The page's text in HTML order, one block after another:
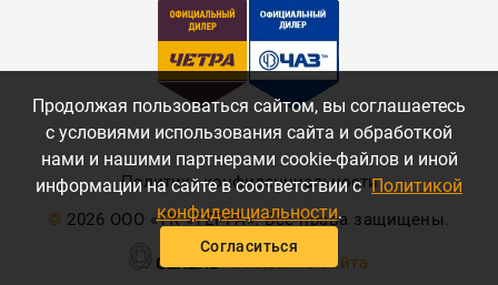
© 2026 ООО «ТК «ТЕРРА». Все права защищены.
Политика конфиденциальности
Создание сайта
Продолжая пользоваться сайтом, вы соглашаетесь
с условиями использования сайта и обработкой
нами и нашими партнерами cookie-файлов и иной
информации на сайте в соответствии с Политикой
конфиденциальности.
Согласиться